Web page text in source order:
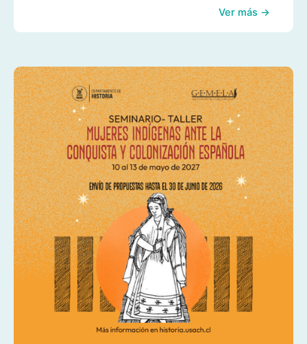
Ver más →